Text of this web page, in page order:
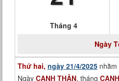
Tháng 4
Ngày
Thứ hai, ngày 21/4/2025
Ngày CANH THÂN, tháng